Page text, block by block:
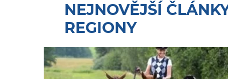
NEJNOVĚJŠÍ
REGIONY